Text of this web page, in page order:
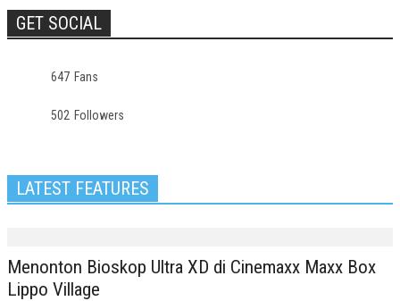
GET SOCIAL
647 Fans
502 Followers
LATEST FEATURES
Menonton Bioskop Ultra XD di Cinemaxx Maxx Box
Lippo Village